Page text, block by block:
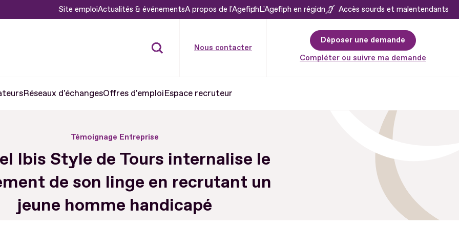
Site emploiActualités & événementsA propos de l'AgefiphL'Agefiph en région Accès sourds et malentendants
Nous contacter
Déposer une demande
Compléter ou suivre ma demande
Réseaux d'échangesOffres d'emploiEspace recruteur
Témoignage Entreprise
Ibis Style de Tours internalise le
de son linge en recrutant un
jeune homme handicapé